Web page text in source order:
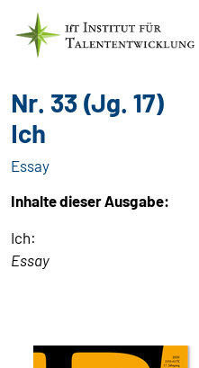
Nr. 33 (Jg. 17)
Ich
Essay
Inhalte dieser Ausgabe:
Ich:
Essay